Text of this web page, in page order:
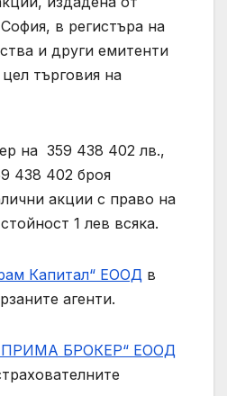
в регистъра на
и други емитенти
търговия на
на 359 438 402 лв.,
438 402 броя
акции с право на
1 лев всяка.
Капитал“ ЕООД в
агенти.
ПРИМА БРОКЕР“ ЕООД